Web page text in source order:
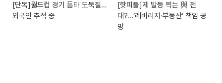
[단독]월드컵 경기 틈타 도둑질…
외국인 추적 중
[핫피플]제 발등 찍는 與 전
대?…‘레버리지·부동산’ 책임 공
방